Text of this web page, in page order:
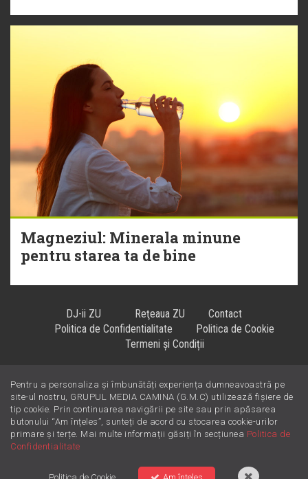
Magneziul: Minerala minune
pentru starea ta de bine
DJ-ii ZU Reţeaua ZU
Contact
Politica de Confidentialitate
Politica de Cookie
Termeni și Condiții
Hiturile se ascultă la !
Pentru a personaliza și îmbunătăți experiența dumneavoastră pe
site-ul nostru, GRUPUL MEDIA CAMINA (G.M.C) utilizează fișiere de
tip cookie. Prin continuarea navigării pe site sau prin apăsarea
butonului “Am înțeles”, sunteți de acord cu stocarea cookie-urilor
primare și terțe. Mai multe informații găsiți în secțiunea Politica de
Confidentialitate